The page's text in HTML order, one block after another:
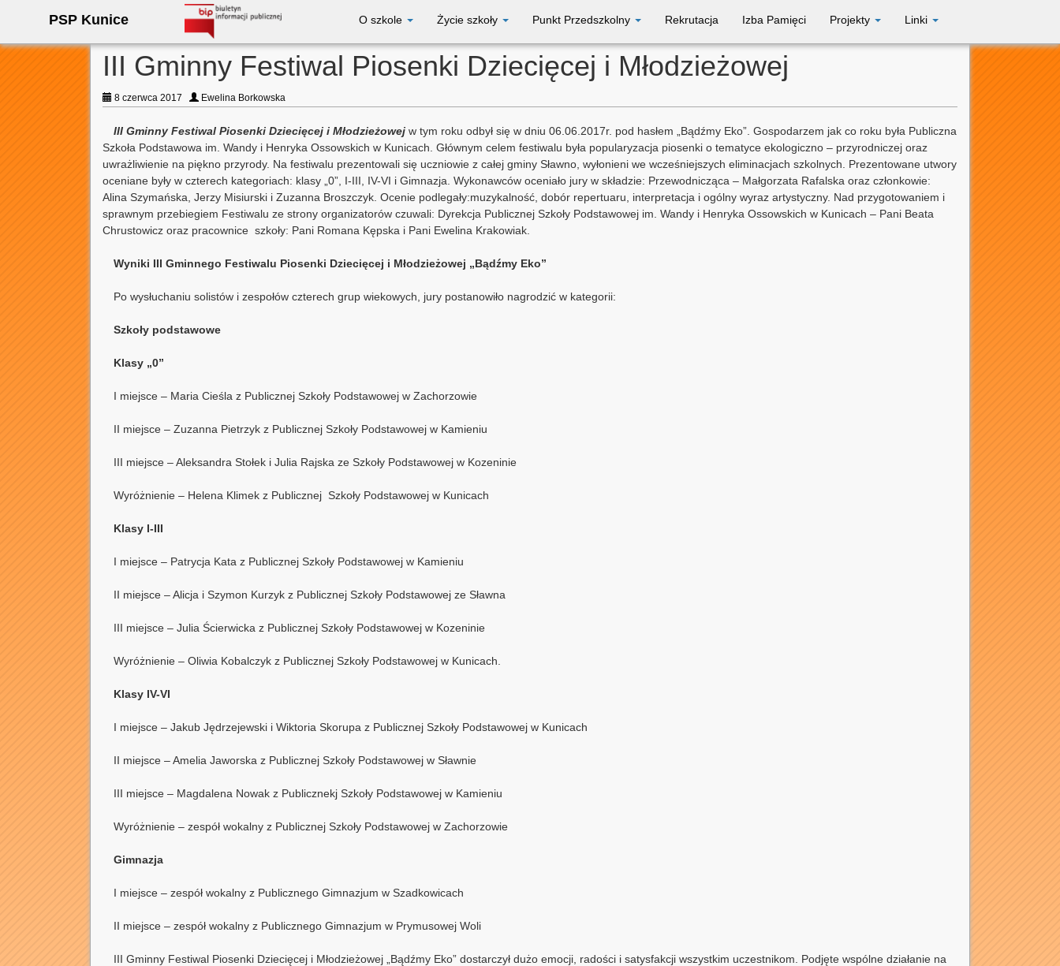
PSP Kunice O szkole Życie szkoły Punkt Przedszkolny Rekrutacja Izba Pamięci Projekty Linki
III Gminny Festiwal Piosenki Dziecięcej i Młodzieżowej
8 czerwca 2017 Ewelina Borkowska
III Gminny Festiwal Piosenki Dziecięcej i Młodzieżowej w tym roku odbył się w dniu 06.06.2017r. pod hasłem „Bądźmy Eko”. Gospodarzem jak co roku była Publiczna
Szkoła Podstawowa im. Wandy i Henryka Ossowskich w Kunicach. Głównym celem festiwalu była popularyzacja piosenki o tematyce ekologiczno – przyrodniczej oraz
uwrażliwienie na piękno przyrody. Na festiwalu prezentowali się uczniowie z całej gminy Sławno, wyłonieni we wcześniejszych eliminacjach szkolnych. Prezentowane utwory
oceniane były w czterech kategoriach: klasy „0”, I-III, IV-VI i Gimnazja. Wykonawców oceniało jury w składzie: Przewodnicząca – Małgorzata Rafalska oraz członkowie:
Alina Szymańska, Jerzy Misiurski i Zuzanna Broszczyk. Ocenie podlegały:muzykalność, dobór repertuaru, interpretacja i ogólny wyraz artystyczny. Nad przygotowaniem i
sprawnym przebiegiem Festiwalu ze strony organizatorów czuwali: Dyrekcja Publicznej Szkoły Podstawowej im. Wandy i Henryka Ossowskich w Kunicach – Pani Beata
Chrustowicz oraz pracownice szkoły: Pani Romana Kępska i Pani Ewelina Krakowiak.
Wyniki III Gminnego Festiwalu Piosenki Dziecięcej i Młodzieżowej „Bądźmy Eko”
Po wysłuchaniu solistów i zespołów czterech grup wiekowych, jury postanowiło nagrodzić w kategorii:
Szkoły podstawowe
Klasy „0”
I miejsce – Maria Cieśla z Publicznej Szkoły Podstawowej w Zachorzowie
II miejsce – Zuzanna Pietrzyk z Publicznej Szkoły Podstawowej w Kamieniu
III miejsce – Aleksandra Stołek i Julia Rajska ze Szkoły Podstawowej w Kozeninie
Wyróżnienie – Helena Klimek z Publicznej Szkoły Podstawowej w Kunicach
Klasy I-III
I miejsce – Patrycja Kata z Publicznej Szkoły Podstawowej w Kamieniu
II miejsce – Alicja i Szymon Kurzyk z Publicznej Szkoły Podstawowej ze Sławna
III miejsce – Julia Ścierwicka z Publicznej Szkoły Podstawowej w Kozeninie
Wyróżnienie – Oliwia Kobalczyk z Publicznej Szkoły Podstawowej w Kunicach.
Klasy IV-VI
I miejsce – Jakub Jędrzejewski i Wiktoria Skorupa z Publicznej Szkoły Podstawowej w Kunicach
II miejsce – Amelia Jaworska z Publicznej Szkoły Podstawowej w Sławnie
III miejsce – Magdalena Nowak z Publicznekj Szkoły Podstawowej w Kamieniu
Wyróżnienie – zespół wokalny z Publicznej Szkoły Podstawowej w Zachorzowie
Gimnazja
I miejsce – zespół wokalny z Publicznego Gimnazjum w Szadkowicach
II miejsce – zespół wokalny z Publicznego Gimnazjum w Prymusowej Woli
III Gminny Festiwal Piosenki Dziecięcej i Młodzieżowej „Bądźmy Eko” dostarczył dużo emocji, radości i satysfakcji wszystkim uczestnikom. Podjęte wspólne działanie na